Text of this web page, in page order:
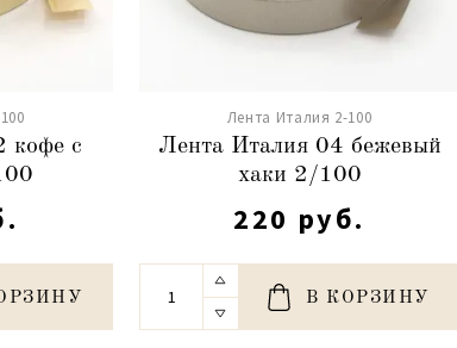
кофе с
Лента Италия 2-100
Лента Италия 04 бежевый
хаки 2/100
220 руб.
В КОРЗИНУ